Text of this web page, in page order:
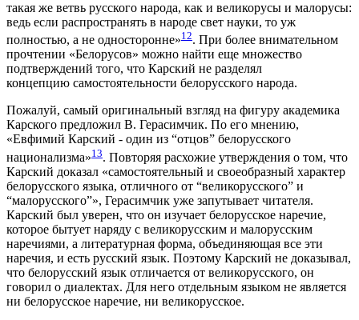
такая же ветвь русского народа, как и великорусы и малорусы:
ведь если распространять в народе свет науки, то уж
полностью, а не односторонне»12. При более внимательном
прочтении «Белорусов» можно найти еще множество
подтверждений того, что Карский не разделял
концепцию самостоятельности белорусского народа.
Пожалуй, самый оригинальный взгляд на фигуру академика
Карского предложил В. Герасимчик. По его мнению,
«Евфимий Карский - один из “отцов” белорусского
национализма»13. Повторяя расхожие утверждения о том, что
Карский доказал «самостоятельный и своеобразный характер
белорусского языка, отличного от “великорусского” и
“малорусского”», Герасимчик уже запутывает читателя.
Карский был уверен, что он изучает белорусское наречие,
которое бытует наряду с великорусским и малорусским
наречиями, а литературная форма, объединяющая все эти
наречия, и есть русский язык. Поэтому Карский не доказывал,
что белорусский язык отличается от великорусского, он
говорил о диалектах. Для него отдельным языком не является
ни белорусское наречие, ни великорусское.